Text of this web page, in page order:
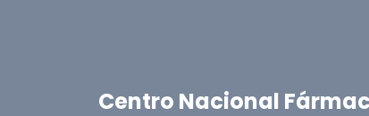
Centro Nacional